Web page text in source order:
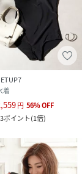
15%
)着
円 56%OFF
ポイント(1倍)